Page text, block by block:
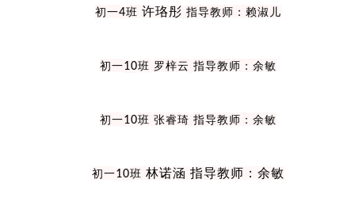
初一4班 许珞彤 指导教师：赖淑儿
初一10班 罗梓云 指导教师：余敏
初一10班 张睿琦 指导教师：余敏
初一10班 林诺涵 指导教师：余敏